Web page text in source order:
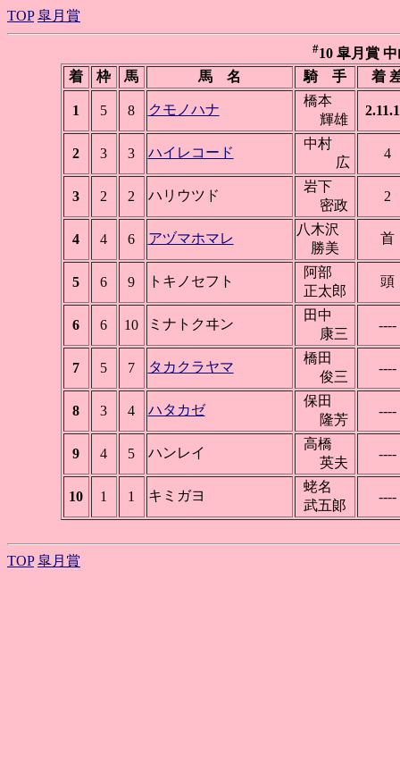
TOP 皐月賞
#10 皐月賞 中
着
枠 馬 馬 名 騎 手 着
1 5 8 クモノハナ
橋本
輝雄
2 3 3 ハイレコード
中村
広
4
3 2 2 ハリウツド
岩下
密政
2
4 4 6 アヅマホマレ
八木沢
勝美
首
5 6 9 トキノセフト
阿部
正太郎
頭
6 6 10 ミナトクヰン
田中
康三
----
7 5 7 タカクラヤマ
橋田
俊三
----
8 3 4 ハタカゼ
保田
隆芳
----
9 4 5 ハンレイ
高橋
英夫
----
10 1 1 キミガヨ
蛯名
武五郞
----
TOP 皐月賞